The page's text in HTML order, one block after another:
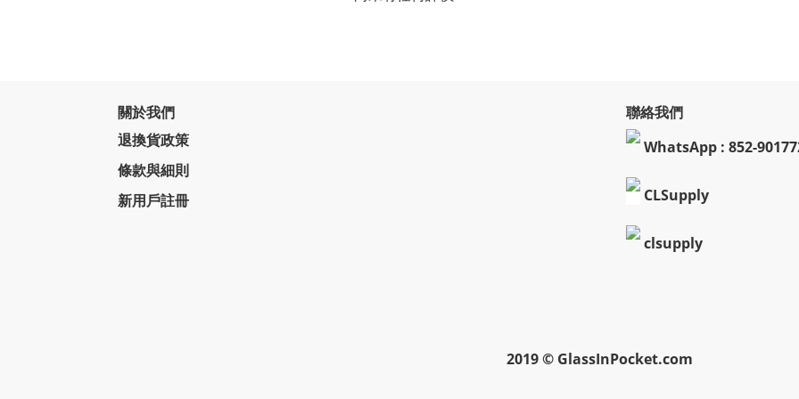
關於我們
退換貨政策
條款與細則
新用戶註冊
聯絡我們
WhatsApp : 852-
CLSupply
clsupply
2019 © GlassInPocket.com